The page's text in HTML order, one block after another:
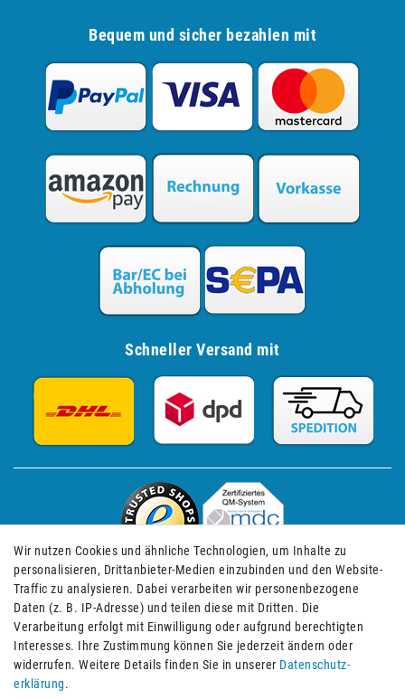
Bequem und sicher bezahlen mit
Schneller Versand mit
Impressum Daten­schutz­erklärung AGB
Wir nutzen Cookies und ähnliche Technologien, um Inhalte zu
personalisieren, Drittanbieter-Medien einzubinden und den Website-
Traffic zu analysieren. Dabei verarbeiten wir personenbezogene
Daten (z. B. IP-Adresse) und teilen diese mit Dritten. Die
Verarbeitung erfolgt mit Einwilligung oder aufgrund berechtigten
Interesses. Ihre Zustimmung können Sie jederzeit ändern oder
widerrufen. Weitere Details finden Sie in unserer Daten­schutz­
erklärung.